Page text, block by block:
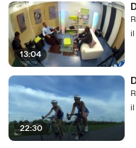
13:04
il
22:30
il